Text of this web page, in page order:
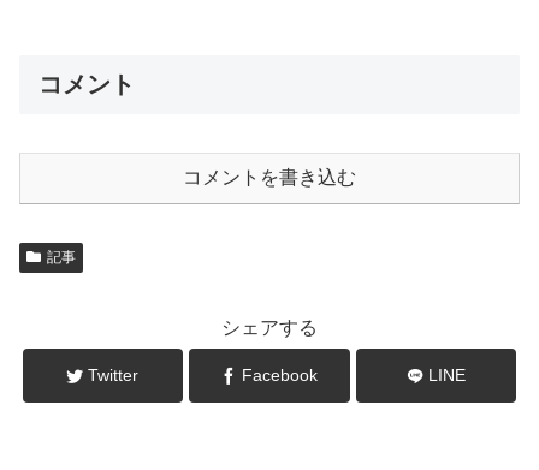
コメント
コメントを書き込む
記事
シェアする
Twitter Facebook LINE